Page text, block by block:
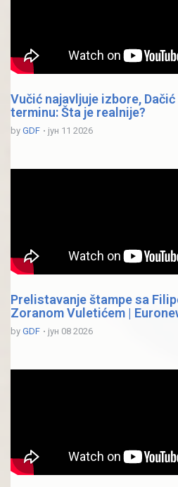
Vučić najavljuje izbore,
terminu: Šta je realnije?
by GDF јун 11 2026
Prelistavanje štampe sa
Zoranom Vuletićem |
by GDF јун 08 2026